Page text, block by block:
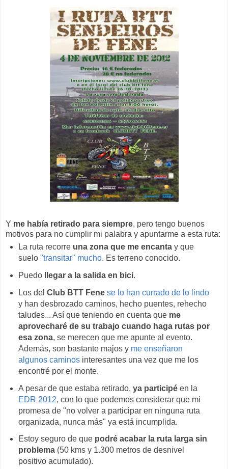
Y me había retirado para siempre, pero tengo buenos
motivos para no cumplir mi palabra y apuntarme a esta ruta:
La ruta recorre una zona que me encantay que
suelo "transitar" mucho. Es terreno conocido.
Puedo
llegar a la salida en bici.
Los del Club BTT Fene se lo han currado de lo lindo
y han desbrozado caminos, hecho puentes, rehecho
taludes... Así que teniendo en cuenta que me
aprovecharé de su trabajo cuando haga rutas por
esa zona, se merecen que me apunte al evento.
Además, son bastante majos y me enseñaron
algunos caminosinteresantes una vez que me los
encontré por el monte.
A pesar de que estaba retirado, ya participéen la
EDR 2012, con lo que podemos considerar que mi
promesa de "no volver a participar en ninguna ruta
organizada, nunca más" ya está incumplida.
Estoy seguro de que podré acabar la ruta larga sin
problema(50 kms y 1.300 metros de desnivel
positivo acumulado).